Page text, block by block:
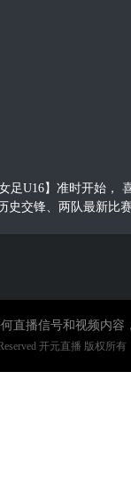
足U16】准时开始
交锋、两队最新
直播信号和视频内
开元直播 版权所有